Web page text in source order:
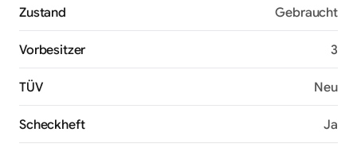
Zustand
Gebraucht
Vorbesitzer
3
TÜV
Neu
Scheckheft
Ja